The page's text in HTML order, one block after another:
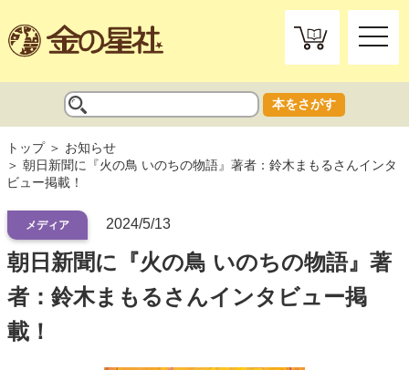
toggle
本をさがす
トップ
お知らせ
朝日新聞に『火の鳥 いのちの物語』著者：鈴木まもるさんインタ
ビュー掲載！
メディア 2024/5/13
朝日新聞に『火の鳥 いのちの物語』著
者：鈴木まもるさんインタビュー掲
載！